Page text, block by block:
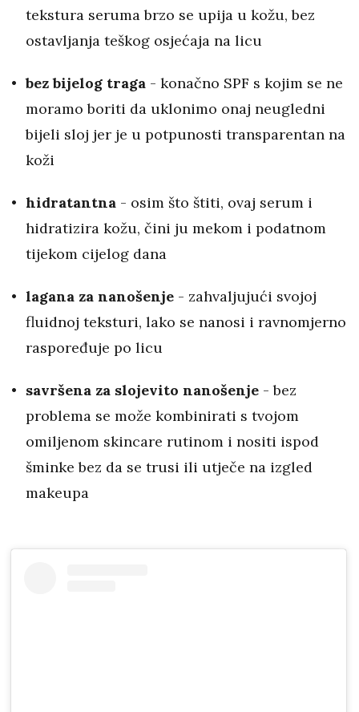
tekstura seruma brzo se upija u kožu, bez
ostavljanja teškog osjećaja na licu
bez bijelog traga - konačno SPF s kojim se ne
moramo boriti da uklonimo onaj neugledni
bijeli sloj jer je u potpunosti transparentan na
koži
hidratantna - osim što štiti, ovaj serum i
hidratizira kožu, čini ju mekom i podatnom
tijekom cijelog dana
lagana za nanošenje - zahvaljujući svojoj
fluidnoj teksturi, lako se nanosi i ravnomjerno
raspoređuje po licu
savršena za slojevito nanošenje - bez
problema se može kombinirati s tvojom
omiljenom skincare rutinom i nositi ispod
šminke bez da se trusi ili utječe na izgled
makeupa